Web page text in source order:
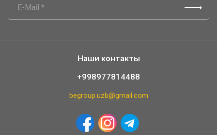
Наши контакты
+998977814488
begroup.uzb@gmail.com